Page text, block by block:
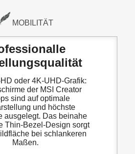
MOBILITÄT
oder 4K-UHD-Grafik:
der MSI Creator
sind auf optimale
und höchste
ausgelegt. Das beinahe
Thin-Bezel-Design sorgt
bei schlankeren
Maßen.